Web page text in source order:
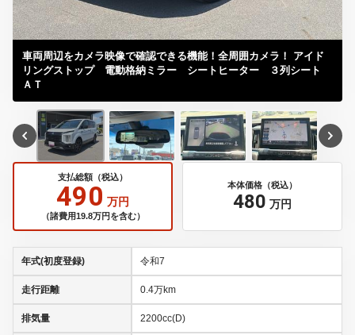
車両周辺をカメラ映像で確認できる機能！全周囲カメラ！ アイド
リングストップ 電動格納ミラー シートヒーター ３列シート
ＡＴ
支払総額（税込）
490 万円
（諸費用19.8万円を含む）
本体価格（税込）
480 万円
年式(初度登録) 令和7
走行距離 0.4万km
排気量 2200cc(D)